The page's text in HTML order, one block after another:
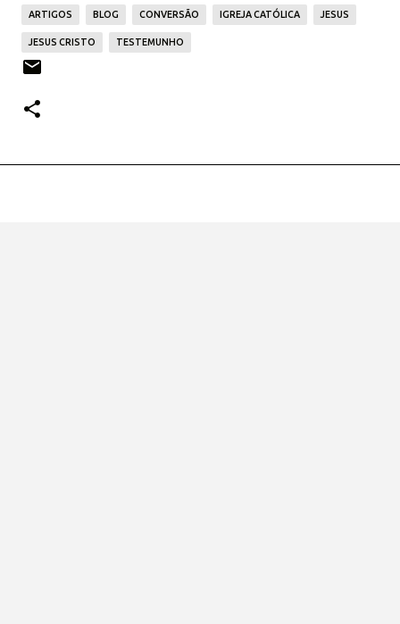
ARTIGOS BLOG CONVERSÃO IGREJA CATÓLICA JESUS
JESUS CRISTO TESTEMUNHO